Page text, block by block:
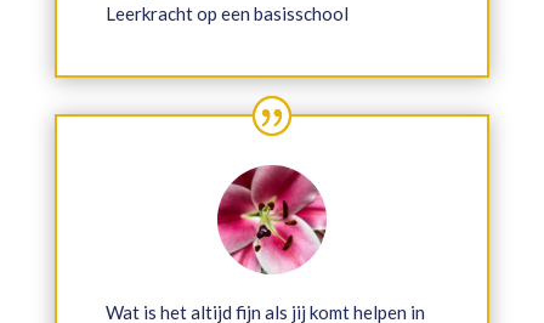
Leerkracht op een basisschool
Wat is het altijd fijn als jij komt helpen in